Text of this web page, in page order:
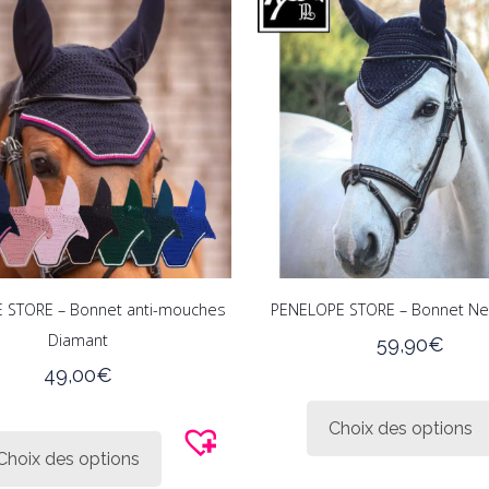
Les
options
peuvent
être
choisies
sur
la
page
du
produit
STORE – Bonnet anti-mouches
Diamant
49,00€
des options
produit
PENELOPE STORE – Bonnet
59,90€
Choix des options